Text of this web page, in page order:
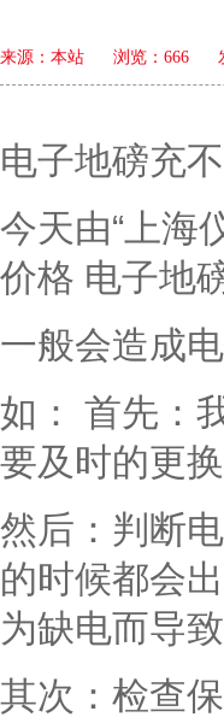
来源：本站 浏览： 666
电子地磅充
今天由“上海
价格 电子地
一般会造成
如： 首先：
要及时的更换
然后：判断
的时候都会
为缺电而导
其次：检查